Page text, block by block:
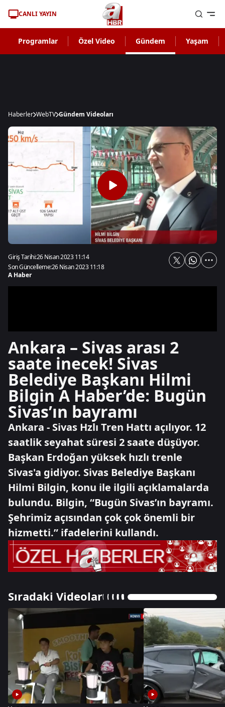
CANLI YAYIN
Programlar Özel Video Gündem Yaşam
Haberler WebTV Gündem Videoları
Giriş Tarihi:26 Nisan 2023 11:14
Son Güncelleme:26 Nisan 2023 11:18
A Haber
Ankara – Sivas arası 2
saate inecek! Sivas
Belediye Başkanı Hilmi
Bilgin A Haber’de: Bugün
Sivas’ın bayramı
Ankara - Sivas Hzlı Tren Hattı açılıyor. 12
saatlik seyahat süresi 2 saate düşüyor.
Başkan Erdoğan yüksek hızlı trenle
Sivas'a gidiyor. Sivas Belediye Başkanı
Hilmi Bilgin, konu ile ilgili açıklamalarda
bulundu. Bilgin, “Bugün Sivas’ın bayramı.
Şehrimiz açısından çok çok önemli bir
hizmetti.” ifadelerini kullandı.
Sıradaki Videolar